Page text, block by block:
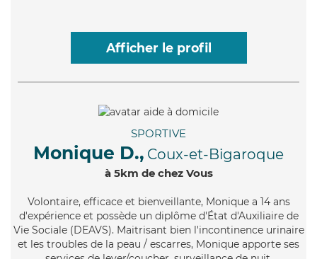
Afficher le profil
SPORTIVE
Monique D., Coux-et-Bigaroque
à 5km de chez Vous
Volontaire, efficace et bienveillante, Monique a 14 ans
d'expérience et possède un diplôme d'État d'Auxiliaire de
Vie Sociale (DEAVS). Maitrisant bien l'incontinence urinaire
et les troubles de la peau / escarres, Monique apporte ses